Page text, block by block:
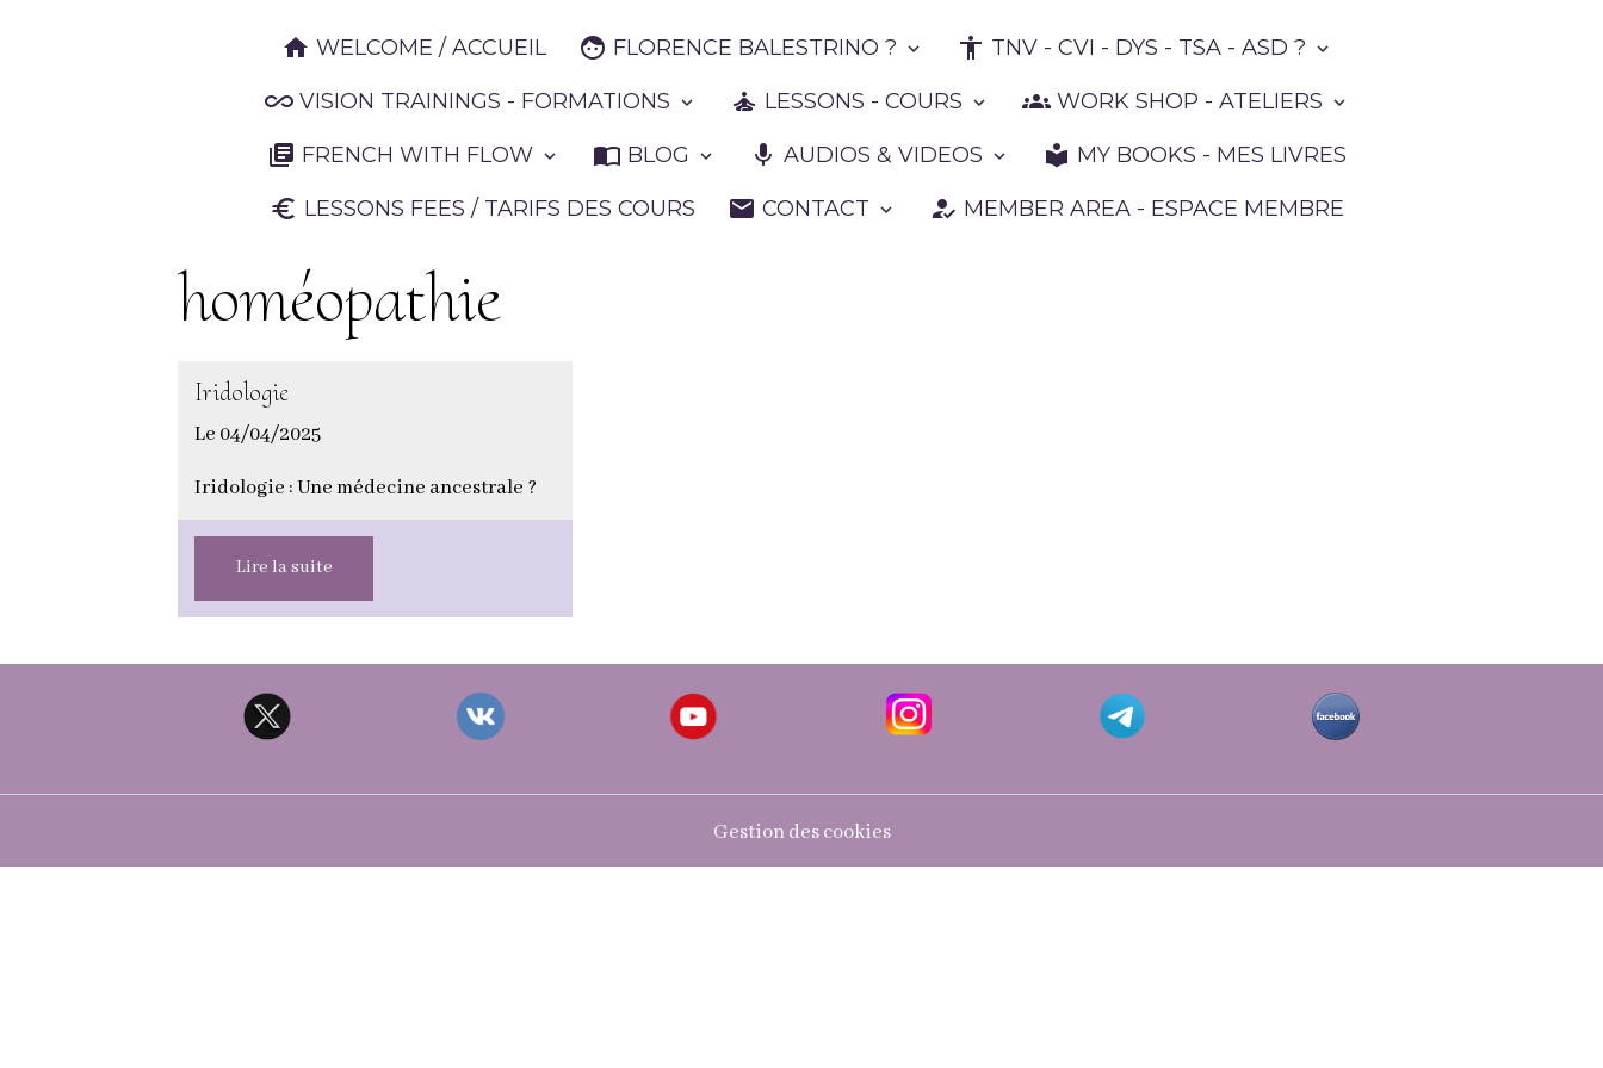
WELCOME / ACCUEIL FLORENCE BALESTRINO ? TNV - CVI - DYS - TSA - ASD ?
VISION TRAININGS - FORMATIONS LESSONS - COURS WORK SHOP - ATELIERS
FRENCH WITH FLOW BLOG AUDIOS & VIDEOS MY BOOKS - MES LIVRES
LESSONS FEES / TARIFS DES COURS CONTACT MEMBER AREA - ESPACE MEMBRE
homéopathie
Iridologie
Le 04/04/2025
Iridologie : Une médecine ancestrale ?
Lire la suite
Gestion des cookies